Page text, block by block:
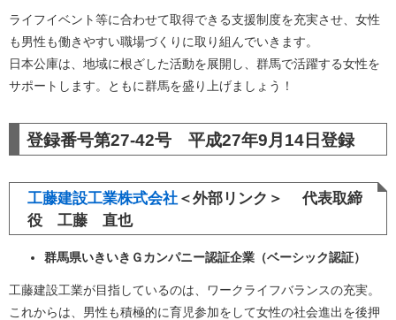
ライフイベント等に合わせて取得できる支援制度を充実させ、女性
も男性も働きやすい職場づくりに取り組んでいきます。
日本公庫は、地域に根ざした活動を展開し、群馬で活躍する女性を
サポートします。ともに群馬を盛り上げましょう！
登録番号第27-42号 平成27年9月14日登録
工藤建設工業株式会社 ＜外部リンク＞
代表取締
役 工藤 直也
群馬県いきいきＧカンパニー認証企業（ベーシック認証）
工藤建設工業が目指しているのは、ワークライフバランスの充実。
これからは、男性も積極的に育児参加をして女性の社会進出を後押